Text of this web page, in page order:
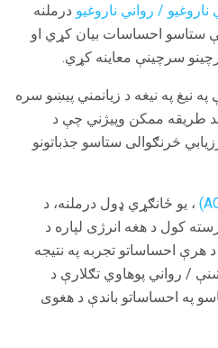
ناروغیو / رواني ناروغیو درملنه
ستاسو احساسات بیان کړي او
سرچینې معاینه کړي.
نیغ په نیغه د زیانمني پیښو سره
طریقه ممکن وپیژني چې د
څرنګوالی ستاسو جذباتونو
، یو ځانګړي ډول درملنه، د
کول د هغه انرژی لپاره د
د هرې احساساتو تجربه په نتیجه
/ رواني پوهاوي تګلارې د
په احساساتو باندې د هغوی